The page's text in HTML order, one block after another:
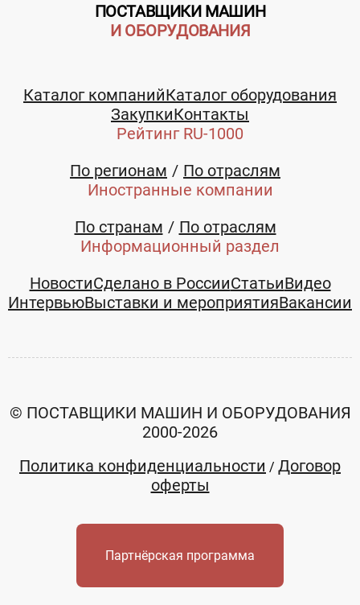
ПОСТАВЩИКИ МАШИН
И ОБОРУДОВАНИЯ
Каталог компанийКаталог оборудования
ЗакупкиКонтакты
Рейтинг RU-1000
По регионам
По отраслям
Иностранные компании
По странам
По отраслям
Информационный раздел
НовостиСделано в РоссииСтатьиВидео
ИнтервьюВыставки и мероприятияВакансии
© ПОСТАВЩИКИ МАШИН И ОБОРУДОВАНИЯ
2000-2026
Политика конфиденциальности / Договор
оферты
Партнёрская программа